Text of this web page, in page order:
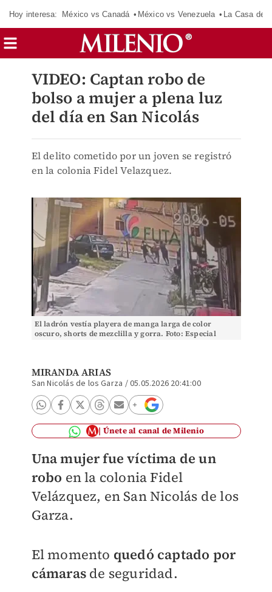
Hoy interesa: México vs Canadá México vs Venezuela La Casa de
VIDEO: Captan robo de
bolso a mujer a plena luz
del día en San Nicolás
El delito cometido por un joven se registró
en la colonia Fidel Velazquez.
El ladrón vestía playera de manga larga de color
oscuro, shorts de mezclilla y gorra. Foto: Especial
MIRANDA ARIAS
San Nicolás de los Garza /05.05.2026 20:41:00
Únete al canal de Milenio
Una mujer fue víctima de un
robo en la colonia Fidel
Velázquez, en San Nicolás de los
Garza.
El momento quedó captado por
cámarasde seguridad.